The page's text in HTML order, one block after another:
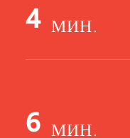
4 МИН.
6 МИН.